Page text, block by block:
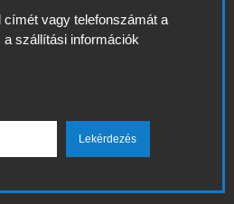
címét vagy telefonszámát a
a szállítási információk